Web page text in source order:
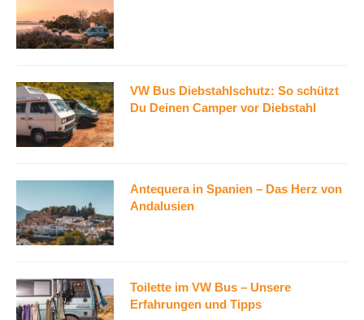
VW Bus Diebstahlschutz: So schützt
Du Deinen Camper vor Diebstahl
Antequera in Spanien – Das Herz von
Andalusien
Toilette im VW Bus – Unsere
Erfahrungen und Tipps